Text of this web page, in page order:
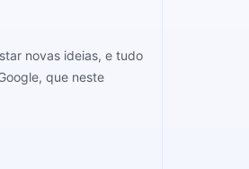
novas ideias, e tudo
que neste